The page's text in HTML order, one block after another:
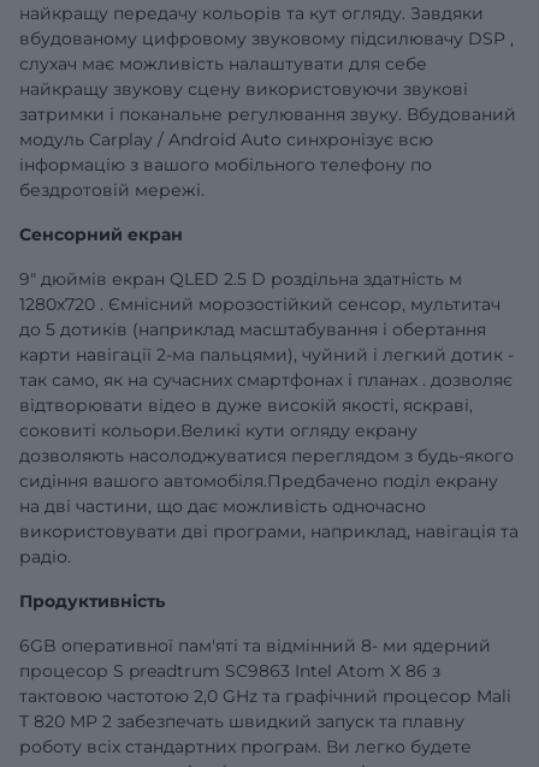
найкращу передачу кольорів та кут огляду. Завдяки
вбудованому цифровому звуковому підсилювачу DSP ,
слухач має можливість налаштувати для себе
найкращу звукову сцену використовуючи звукові
затримки і поканальне регулювання звуку. Вбудований
модуль Carplay / Android Auto синхронізує всю
інформацію з вашого мобільного телефону по
бездротовій мережі.
Сенсорний екран
9" дюймів екран QLED 2.5 D роздільна здатність м
1280x720 . Ємнісний морозостійкий сенсор, мультитач
до 5 дотиків (наприклад масштабування і обертання
карти навігації 2-ма пальцями), чуйний і легкий дотик -
так само, як на сучасних смартфонах і планах . дозволяє
відтворювати відео в дуже високій якості, яскраві,
соковиті кольори.Великі кути огляду екрану
дозволяють насолоджуватися переглядом з будь-якого
сидіння вашого автомобіля.Предбачено поділ екрану
на дві частини, що дає можливість одночасно
використовувати дві програми, наприклад, навігація та
радіо.
Продуктивність
6GB оперативної пам'яті та відмінний 8- ми ядерний
процесор S preadtrum SC9863 Intel Atom X 86 з
тактовою частотою 2,0 GHz та графічний процесор Mali
T 820 MP 2 забезпечать швидкий запуск та плавну
роботу всіх стандартних програм. Ви легко будете